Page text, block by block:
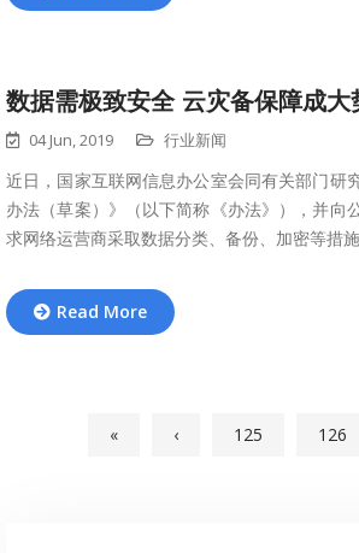
数据需极致安全 云灾备保障成大
04 Jun, 2019 行业新闻
近日，国家互联网信息办公室会同有关部门研
办法（草案）》（以下简称《办法》），并向
求网络运营商采取数据分类、备份、加密等措
Read More
« ‹ 125 126